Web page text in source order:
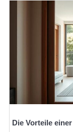
Die Vorteile